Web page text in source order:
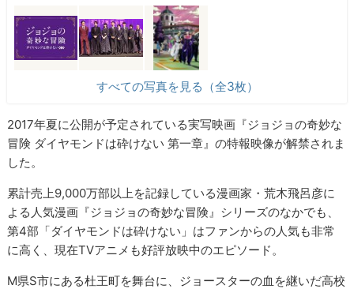
すべての写真を見る（全3枚）
2017年夏に公開が予定されている実写映画『ジョジョの奇妙な
冒険 ダイヤモンドは砕けない 第一章』の特報映像が解禁されま
した。
累計売上9,000万部以上を記録している漫画家・荒木飛呂彦に
よる人気漫画『ジョジョの奇妙な冒険』シリーズのなかでも、
第4部「ダイヤモンドは砕けない」はファンからの人気も非常
に高く、現在TVアニメも好評放映中のエピソード。
M県S市にある杜王町を舞台に、ジョースターの血を継いだ高校